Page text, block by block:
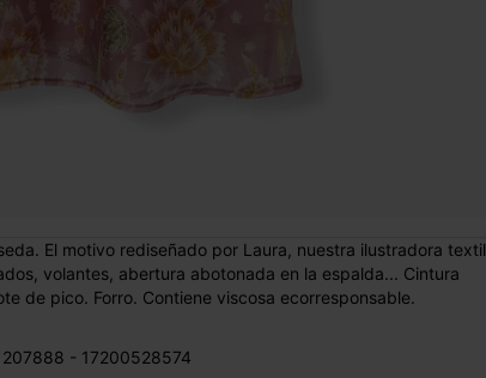
El motivo rediseñado por Laura, nuestra ilustradora textil,
volantes, abertura abotonada en la espalda... Cintura
de pico. Forro. Contiene viscosa ecorresponsable.
207888 - 17200528574